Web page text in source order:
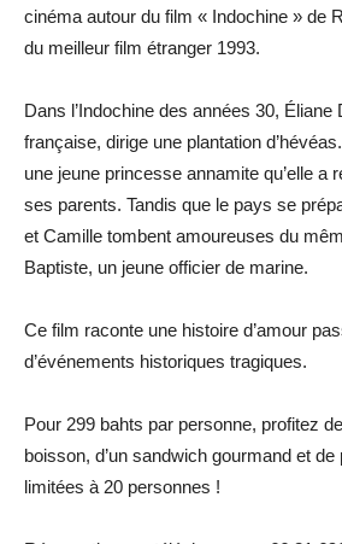
cinéma autour du film « Indochine » de
du meilleur film étranger 1993.
Dans l’Indochine des années 30,
française, dirige une plantation
une jeune princesse annamite qu’elle a
ses parents. Tandis que le pays se
et Camille tombent amoureuses du
Baptiste, un jeune officier de marine.
Ce film raconte une histoire d’amour
d’événements historiques tragiques.
Pour 299 bahts par personne, profitez
boisson, d’un sandwich gourmand et
limitées à 20 personnes !